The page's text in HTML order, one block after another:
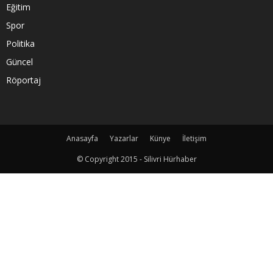
Eğitim
Spor
Politika
Güncel
Röportaj
Anasayfa Yazarlar Künye
İletişim
© Copyright 2015 - Silivri Hürhaber